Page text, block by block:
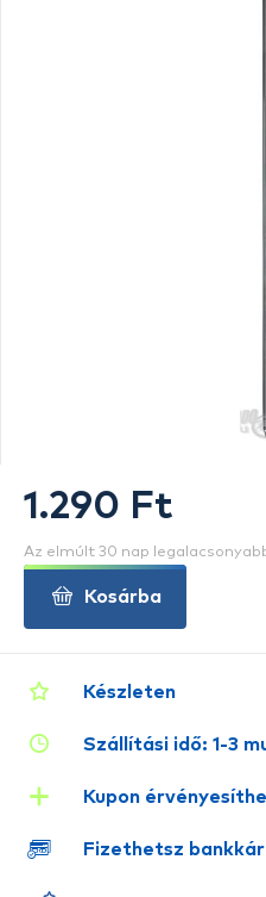
Készleten
Szállítási idő: 1-3
Kupon
Fizethetsz
1.290 Ft
Az elmúlt 30 nap
Kosárba